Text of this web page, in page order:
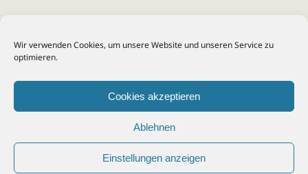
Wir verwenden Cookies, um unsere Website und unseren Service zu
optimieren.
Cookies akzeptieren
Ablehnen
Einstellungen anzeigen